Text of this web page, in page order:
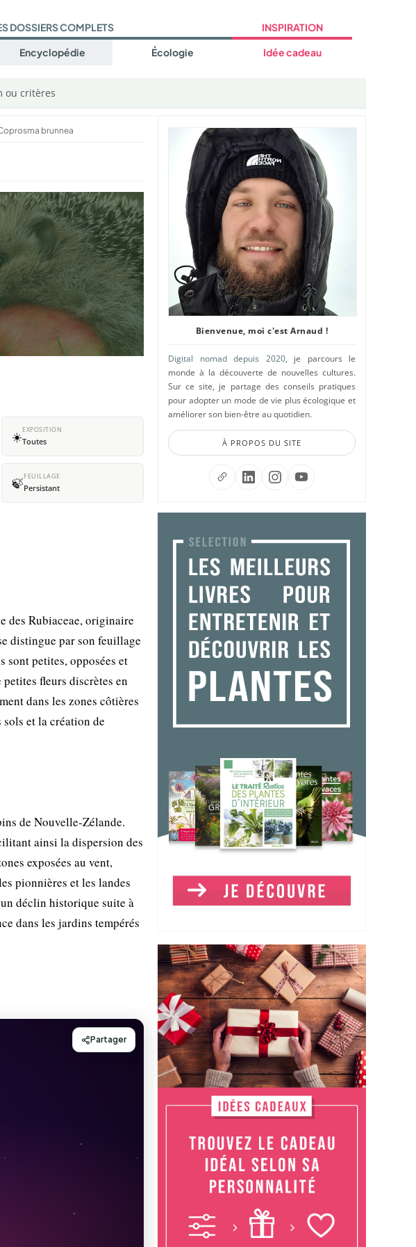
DOSSIERS COMPLETS
Encyclopédie Écologie
INSPIRATION
Idée cadeau
ou critères
brunnea
☀️EXPOSITION
Toutes
🍃FEUILLAGE
Persistant
des Rubiaceae, originaire
distingue par son feuillage
sont petites, opposées et
fleurs discrètes en
dans les zones côtières
et la création de
de Nouvelle-Zélande.
ainsi la dispersion des
exposées au vent,
pionnières et les landes
déclin historique suite à
dans les jardins tempérés
Bienvenue, moi c'est Arnaud !
Digital nomad depuis 2020, je parcours le
monde à la découverte de nouvelles cultures.
Sur ce site, je partage des conseils pratiques
pour adopter un mode de vie plus écologique et
améliorer son bien-être au quotidien.
À PROPOS DU SITE